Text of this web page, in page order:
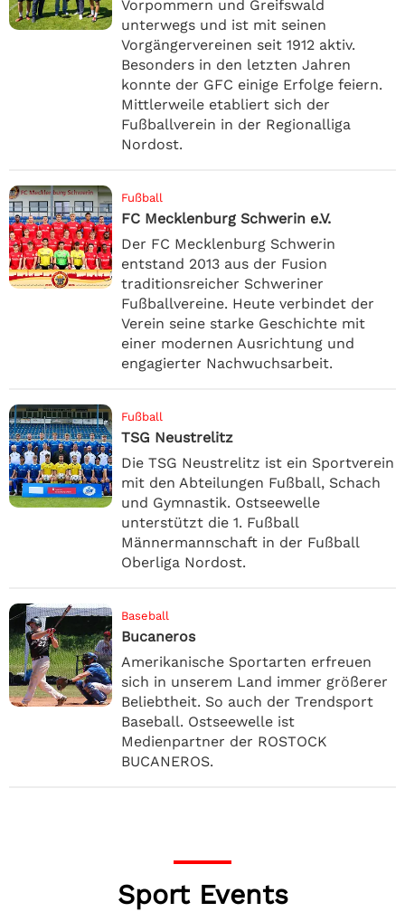
Vorpommern und Greifswald
unterwegs und ist mit seinen
Vorgängervereinen seit 1912 aktiv.
Besonders in den letzten Jahren
konnte der GFC einige Erfolge feiern.
Mittlerweile etabliert sich der
Fußballverein in der Regionalliga
Nordost.
Fußball
FC Mecklenburg Schwerin e.V.
Der FC Mecklenburg Schwerin
entstand 2013 aus der Fusion
traditionsreicher Schweriner
Fußballvereine. Heute verbindet der
Verein seine starke Geschichte mit
einer modernen Ausrichtung und
engagierter Nachwuchsarbeit.
Fußball
TSG Neustrelitz
Die TSG Neustrelitz ist ein Sportverein
mit den Abteilungen Fußball, Schach
und Gymnastik. Ostseewelle
unterstützt die 1. Fußball
Männermannschaft in der Fußball
Oberliga Nordost.
Baseball
Bucaneros
Amerikanische Sportarten erfreuen
sich in unserem Land immer größerer
Beliebtheit. So auch der Trendsport
Baseball. Ostseewelle ist
Medienpartner der ROSTOCK
BUCANEROS.
Sport Events